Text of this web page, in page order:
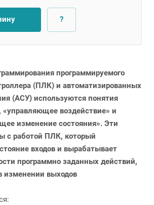
?
программируемого
(ПЛК) и автоматизированных
(АСУ) используются понятия
воздействие» и
изменение состояния». Эти
с работой ПЛК, который
входов и вырабатывает
программно заданных действий,
выходов